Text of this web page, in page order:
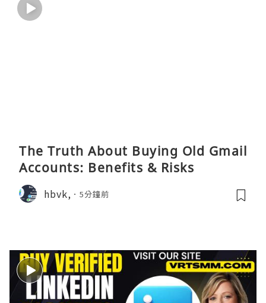
The Truth About Buying Old Gmail
Accounts: Benefits & Risks
hbvk, 5分鐘前